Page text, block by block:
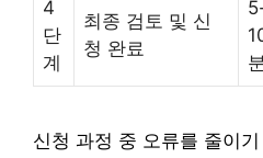
4
단
계
최종 검토 및 신
청 완료
신청 과정 중 오류를 줄이